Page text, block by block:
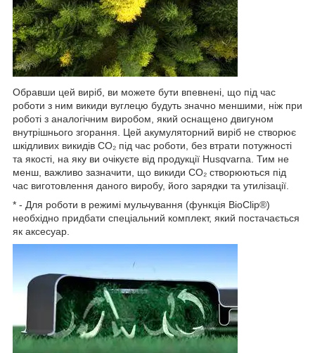
Обравши цей виріб, ви можете бути впевнені, що під час
роботи з ним викиди вуглецю будуть значно меншими, ніж при
роботі з аналогічним виробом, який оснащено двигуном
внутрішнього згорання. Цей акумуляторний виріб не створює
шкідливих викидів CO₂ під час роботи, без втрати потужності
та якості, на яку ви очікуєте від продукції Husqvarna. Тим не
менш, важливо зазначити, що викиди CO₂ створюються під
час виготовлення даного виробу, його зарядки та утилізації.
* - Для роботи в режимі мульчування (функція BioСlip®)
необхідно придбати спеціальний комплект, який постачається
як аксесуар.